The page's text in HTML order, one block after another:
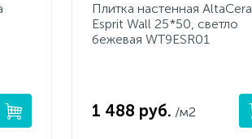
Плитка настенная AltaCera
Esprit Wall 25*50, светло
бежевая WT9ESR01
1 488 руб. /м2